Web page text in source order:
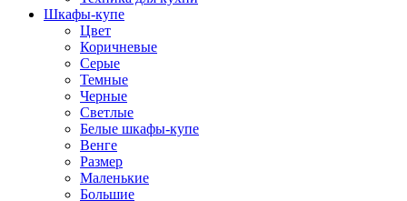
Шкафы-купе
Цвет
Коричневые
Серые
Темные
Черные
Светлые
Белые шкафы-купе
Венге
Размер
Маленькие
Большие